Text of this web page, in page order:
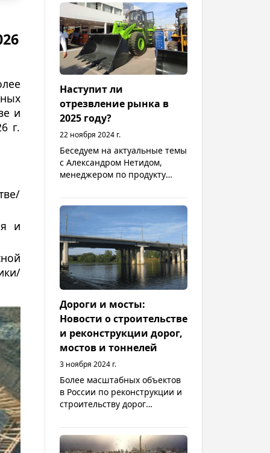
и
г.
и
Наступит ли
отрезвление рынка в
2025 году?
22 ноября 2024 г.
Беседуем на актуальные темы
с Александром Нетидом,
менеджером по продукту
России и Беларуси. В центре
внимания — абсолютно
новые разработки из Китая,
затаренность складов
дилеров и последствия
повышения утильсбора
Дороги и мосты:
Новости о строительстве
и реконструкции дорог,
мостов и тоннелей
3 ноября 2024 г.
Более масштабных объектов
в России по реконструкции и
строительству дорог
проведение работ по
устройству и реконструкции